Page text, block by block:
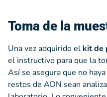
Toma de la
Una vez adquirido el kit de
el instructivo para que la
Así se asegura que no
restos de ADN sean